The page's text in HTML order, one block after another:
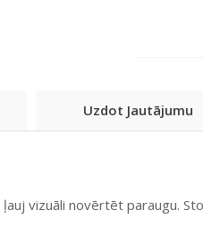
Uzdot Jautājumu
vizuāli novērtēt paraugu.